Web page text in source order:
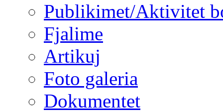
Publikimet/Aktivitet
Fjalime
Artikuj
Foto galeria
Dokumentet